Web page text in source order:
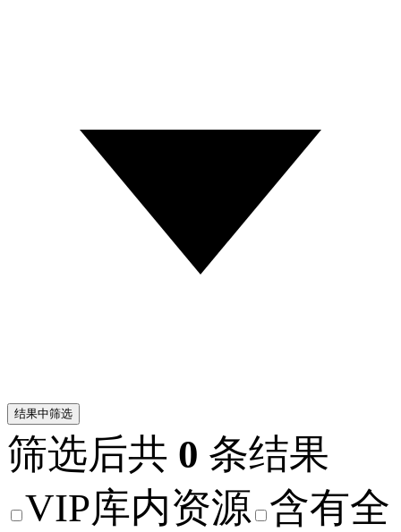
结果中筛选
筛选后共 0 条结果
VIP库内资源 含有全